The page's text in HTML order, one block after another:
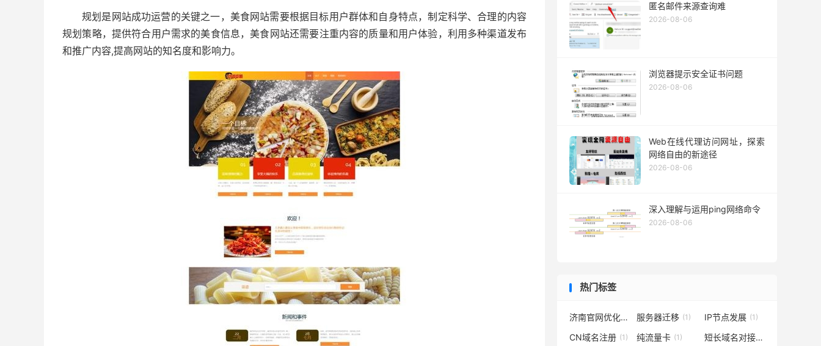
规划是网站成功运营的关键之一，美食网站需要根据目标用户群体和自身特点，制定科学、合理的内容
规划策略，提供符合用户需求的美食信息，美食网站还需要注重内容的质量和用户体验，利用多种渠道发布
和推广内容,提高网站的知名度和影响力。
匿名邮件来源查询难
2026-08-06
浏览器提示安全证书问题
2026-08-06
Web在线代理访问网址，探索
网络自由的新途径
2026-08-06
深入理解与运用ping网络命令
2026-08-06
热门标签
济南官网优化厂家 (1)
服务器迁移 (1) IP节点发展 (1)
CN域名注册 (1) 纯流量卡 (1) 短长域名对接技巧